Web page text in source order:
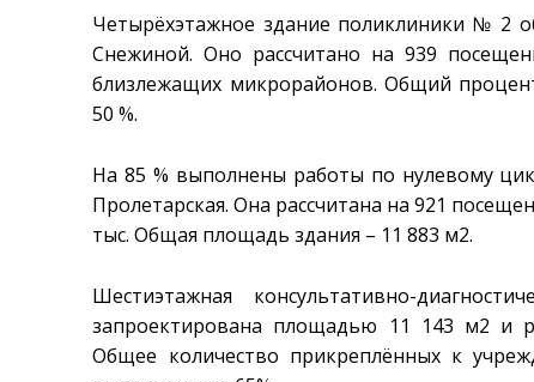
Четырёхэтажное здание поликлиники № 2
Снежиной. Оно рассчитано на 939
близлежащих микрорайонов. Общий
50 %.
На 85 % выполнены работы по нулевому
Пролетарская. Она рассчитана на 921
тыс. Общая площадь здания – 11 883 м2.
Шестиэтажная консультативно-
запроектирована площадью 11 143 м2 и
Общее количество прикреплённых к